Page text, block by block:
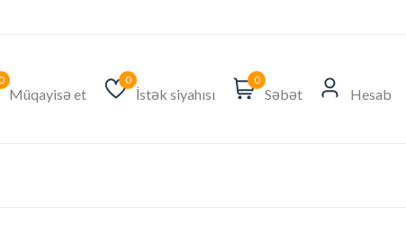
Müqayisə et
0
İstək siyahısı
0
Səbət Hesab